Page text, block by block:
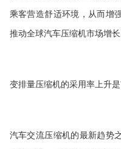
乘客营造舒适环境，从而增
推动全球汽车压缩机市场增长
变排量压缩机的采用率上升
汽车交流压缩机的最新趋势